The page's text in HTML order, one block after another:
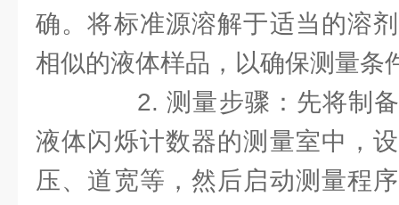
确。将标准源溶解于适当的溶
相似的液体样品，以确保测量条
2. 测量步骤：先将制备
液体闪烁计数器的测量室中，
压、道宽等，然后启动测量程